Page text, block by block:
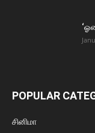
POPULAR
சினிமா